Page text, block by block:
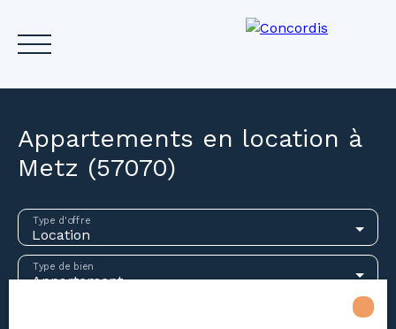
Estimez votre bien
Appartements en location à
Metz (57070)
Location
Type d'offre
Appartement
Type de bien